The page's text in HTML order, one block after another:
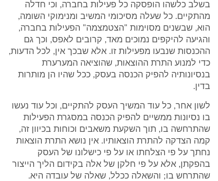
בשלב כלשהו הופסקה כל פעילות בחברה, וכי חדלה
מהתקיים. כל שעלה מסיכומי המשיב ומנימוקי השומה,
הוא, שבשנים מסוימות "הצטמצמה" הפעילות בחברה,
והגיעה להיקפים נמוכים מאד, קרובים לאפס, וכך גם
ההכנסות שנבעו מפעילות זו. אלא שבכך אין, לכל הדעות,
כדי למנוע התרת ההוצאות, שהוציאה המערערת
בנסיונותיה להפיק הכנסה בעסק, ככל שהיו הן מותרות
בדין.
לשון אחר, כל עוד המשיך העסק להתקיים, וכל עוד נעשו
בו נסיונות ממשיים להפיק הכנסה במסגרת הפעילות
שהתרחשה בו, תוך השקעת משאבים וכוחות בכיוון זה,
קמה הצדקה להתרת הוצאותיו. אין נושא התרת הוצאות
נחתך על פי הצלחתו או על פי כישלונו של העסק
בהפקתן, אלא על פי חלקן של אלה בקידום הליך הייצור
שהתרחש בו; והשאלה ככלל, שאלה של עובדה היא.